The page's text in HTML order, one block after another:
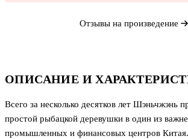
ОПИСАНИЕ И
Всего за несколько десятков лет Шэньчжэнь
простой рыбацкой деревушки в один из
промышленных и финансовых центров
Отзывы на произведение